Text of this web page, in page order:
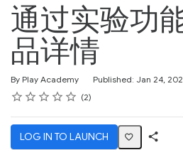
通过实验功
品详情
By Play Academy Published: Jan 24,
Duration
Difficulty
Rating
1 star
2 stars
3 stars
4 stars
5 stars
Average rating: 5.0 2
2 reviews
LOG IN TO LAUNCH